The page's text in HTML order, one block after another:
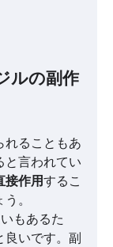
ルの副作
れることもあ
と言われてい
接作用するこ
。
もあるた
良いです。副